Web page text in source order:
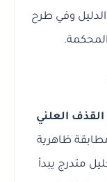
وفي طرح
القذف العلني
ظاهرية
متدرج يبدأ